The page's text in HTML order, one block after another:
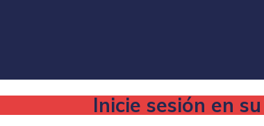
Inicie sesión en